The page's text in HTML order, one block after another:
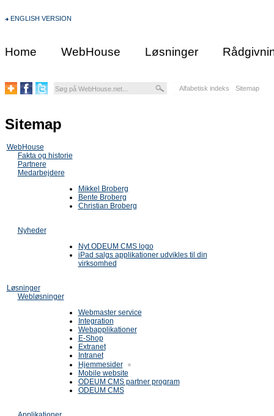
ENGLISH VERSION
Home WebHouse Løsninger
Alfabetisk indeks Sitemap
Sitemap
WebHouse
Fakta og historie
Partnere
Medarbejdere
Mikkel Broberg
Bente Broberg
Christian Broberg
Nyheder
Nyt ODEUM CMS logo
iPad salgs applikationer udvikles til din
virksomhed
Løsninger
Webløsninger
Webmaster service
Integration
Webapplikationer
E-Shop
Extranet
Intranet
Hjemmesider
Mobile website
ODEUM CMS partner program
ODEUM CMS